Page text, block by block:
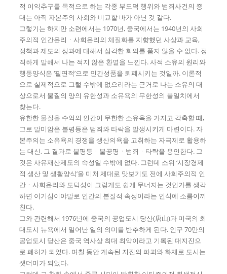
적 이익추구를 목적으로 하는 각종 부도덕 행위와 범죄사건의 증
대는 아직 자본주의 사회와 비교할 바가 아닌 것 같다.
그렇기는 하지만 소련에서는 1970년, 중국에서는 1940년의 사회
주의적 인간윤리ㆍ사회윤리의 체질화를 지향했던 사상과 교육,
정책과 제도의 성과에 대해서 심각한 회의를 품지 않을 수 없다. 정
직하게 말해서 나는 적지 않은 환멸을 느낀다. 사적 소유의 원리와
행동양식은 ‘필연적’으로 인간성품을 퇴폐시키는 것일까. 이론적
으로 실제적으로 그럴 수밖에 없으리라는 근거로 나는 소유의 대
상으로서 물질의 양의 유한성과 소유욕의 무한성의 불일치에서
찾는다.
유한한 물질을 수억의 인간이 무한한 소유욕을 가지고 각축할 때,
그로 말미암은 불평등은 범죄와 타락을 발생시키게 마련이다. 자
본주의는 소유욕의 경쟁을 생산의욕을 고취하는 자극제로 활용하
는 대신, 그 결과로 불평등ㆍ불공평ㆍ범죄ㆍ타락을 용인한다. 그
것은 사유재산제도의 속성일 수밖에 없다. 그런데 소위 ‘시장경제
적 생산 및 생활양식’을 미처 제대로 맛보기도 전에 사회주의적 인
간ㆍ사회윤리와 도덕성이 그렇게도 쉽게 무너지는 것인가를 생각
하면 이기심이야말로 인간의 본질적 속성이라는 인식에 소름이끼
친다.
그와 관련해서 1976년에 중국의 공업도시 당산(唐山)과 미국의 최
대도시 뉴욕에서 일어난 일의 의미를 반추하게 된다. 인구 70만의
공업도시 당산은 중국 역사상 최대 최악이라고 기록된 대지진으
로 폐허가 되었다. 며칠 동안 계속된 지진의 파괴와 화재로 도시는
잿더미가 되었다.